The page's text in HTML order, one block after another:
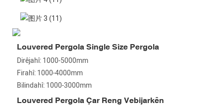
Louvered Pergola Single Size Pergola
Dirêjahî: 1000-5000mm
Firahî: 1000-4000mm
Bilindahî: 1000-3000mm
Louvered Pergola Çar Reng Vebijarkên